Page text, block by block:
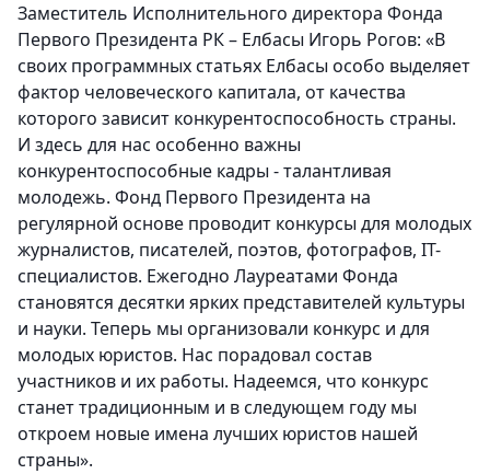
Заместитель Исполнительного директора Фонда
Первого Президента РК – Елбасы Игорь Рогов: «В
своих программных статьях Елбасы особо выделяет
фактор человеческого капитала, от качества
которого зависит конкурентоспособность страны.
И здесь для нас особенно важны
конкурентоспособные кадры - талантливая
молодежь. Фонд Первого Президента на
регулярной основе проводит конкурсы для молодых
журналистов, писателей, поэтов, фотографов, IT-
специалистов. Ежегодно Лауреатами Фонда
становятся десятки ярких представителей культуры
и науки. Теперь мы организовали конкурс и для
молодых юристов. Нас порадовал состав
участников и их работы. Надеемся, что конкурс
станет традиционным и в следующем году мы
откроем новые имена лучших юристов нашей
страны».